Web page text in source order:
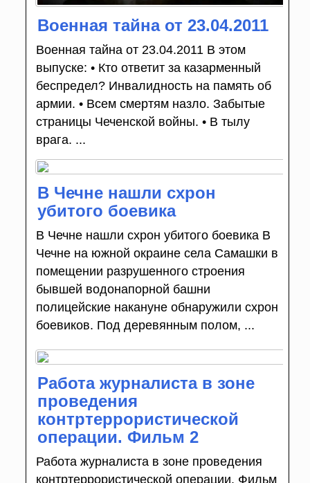
Военная тайна от 23.04.2011
Военная тайна от 23.04.2011 В этом
выпуске: • Кто ответит за казарменный
беспредел? Инвалидность на память об
армии. • Всем смертям назло. Забытые
страницы Чеченской войны. • В тылу
врага. ...
В Чечне нашли схрон
убитого боевика
В Чечне нашли схрон убитого боевика В
Чечне на южной окраине села Самашки в
помещении разрушенного строения
бывшей водонапорной башни
полицейские накануне обнаружили схрон
боевиков. Под деревянным полом, ...
Работа журналиста в зоне
проведения
контртеррористической
операции. Фильм 2
Работа журналиста в зоне проведения
контртеррористической операции. Фильм